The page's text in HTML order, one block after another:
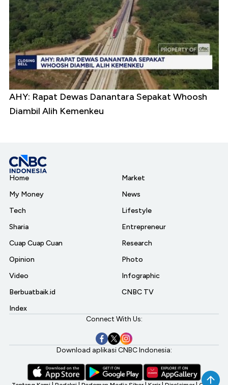
AHY: Rapat Dewas Danantara Sepakat Whoosh
Diambil Alih Kemenkeu
Home
My Money
Tech
Sharia
Cuap Cuap Cuan
Opinion
Video
Berbuatbaik.id
Index
Market
News
Lifestyle
Entrepreneur
Research
Photo
Infographic
CNBC TV
Connect With Us:
Download aplikasi CNBC Indonesia: